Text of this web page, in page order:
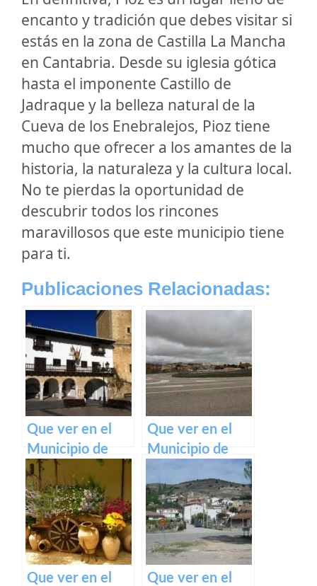
encanto y tradición que debes visitar si
estás en la zona de Castilla La Mancha
en Cantabria. Desde su iglesia gótica
hasta el imponente Castillo de
Jadraque y la belleza natural de la
Cueva de los Enebralejos, Pioz tiene
mucho que ofrecer a los amantes de la
historia, la naturaleza y la cultura local.
No te pierdas la oportunidad de
descubrir todos los rincones
maravillosos que este municipio tiene
para ti.
Publicaciones Relacionadas:
Que ver en el
Municipio de
Tarazona de la
Mancha en
Castilla La
Mancha
Que ver en el
Municipio de
Pozorrubielos de
la Mancha en
Castilla La
Mancha
Que ver en el
Que ver en el